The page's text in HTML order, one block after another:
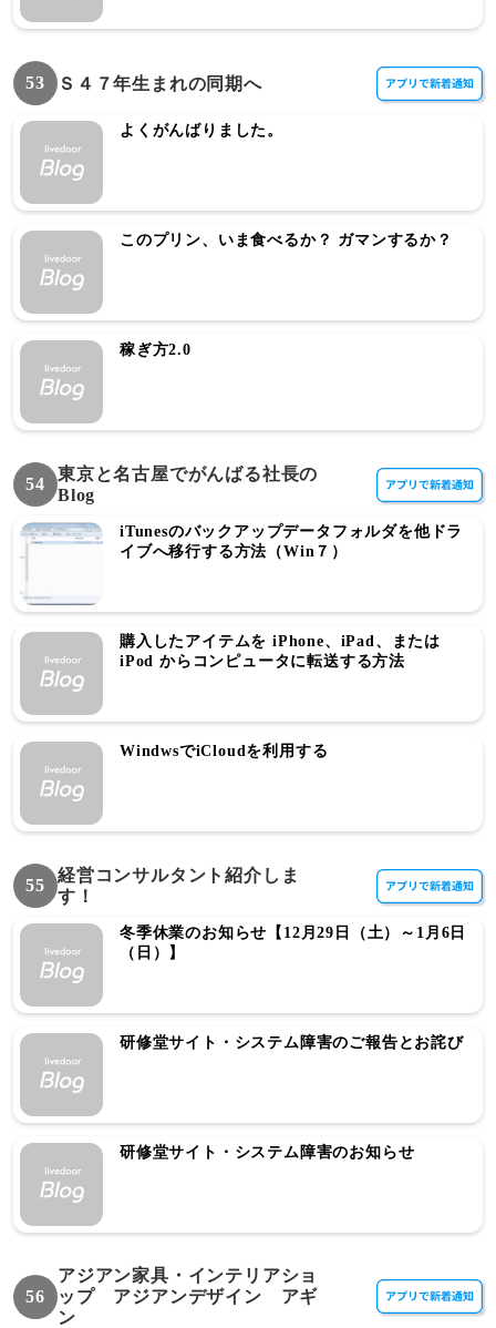
53 Ｓ４７年生まれの同期へ
よくがんばりました。
このプリン、いま食べるか？ ガマンするか？
稼ぎ方2.0
54
東京と名古屋でがんばる社長の
Blog
iTunesのバックアップデータフォルダを他ドラ
イブへ移行する方法（Win７）
購入したアイテムを iPhone、iPad、または
iPod からコンピュータに転送する方法
WindwsでiCloudを利用する
55
経営コンサルタント紹介しま
す！
冬季休業のお知らせ【12月29日（土）～1月6日
（日）】
研修堂サイト・システム障害のご報告とお詫び
研修堂サイト・システム障害のお知らせ
56
アジアン家具・インテリアショ
ップ アジアンデザイン アギ
ン